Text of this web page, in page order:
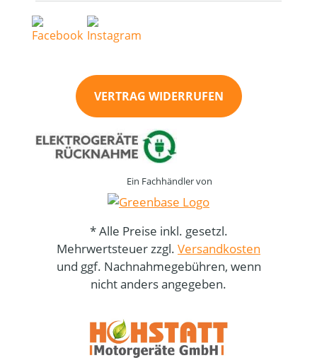
VERTRAG WIDERRUFEN
Ein Fachhändler von
* Alle Preise inkl. gesetzl.
Mehrwertsteuer zzgl. Versandkosten
und ggf. Nachnahmegebühren, wenn
nicht anders angegeben.